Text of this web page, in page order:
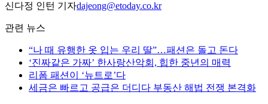
신다정 인턴 기자dajeong@etoday.co.kr
관련 뉴스
“나 때 유행한 옷 입는 우리 딸”…패션은 돌고 돈다
‘진짜같은 가짜’ 한사랑산악회, 힙한 중년의 매력
리폼 패션이 ‘뉴트로’다
세금은 빠르고 공급은 더디다 부동산 해법 전쟁 본격화